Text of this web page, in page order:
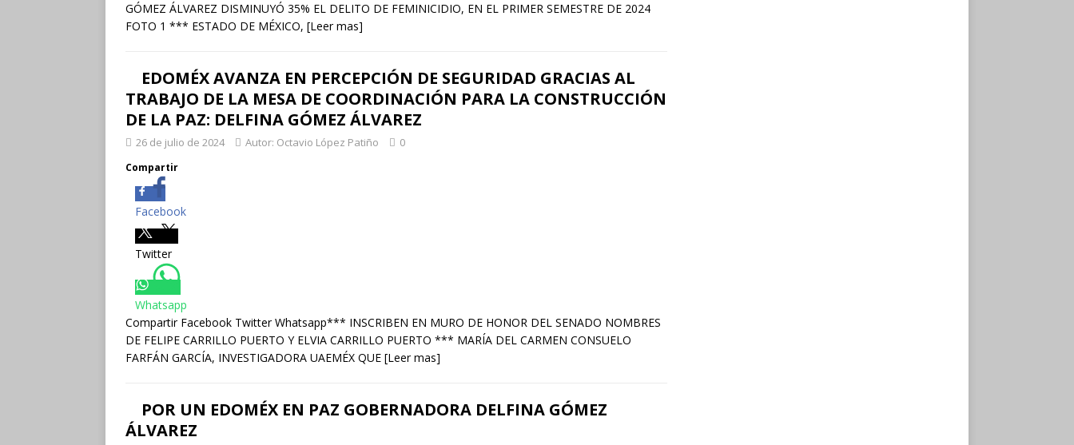
GÓMEZ ÁLVAREZ DISMINUYÓ 35% EL DELITO DE FEMINICIDIO, EN EL PRIMER SEMESTRE DE 2024
FOTO 1 *** ESTADO DE MÉXICO, [Leer mas]
EDOMÉX AVANZA EN PERCEPCIÓN DE SEGURIDAD GRACIAS AL
TRABAJO DE LA MESA DE COORDINACIÓN PARA LA CONSTRUCCIÓN
DE LA PAZ: DELFINA GÓMEZ ÁLVAREZ
26 de julio de 2024 Autor: Octavio López Patiño 0
Compartir
Facebook
Twitter
Whatsapp
Compartir Facebook Twitter Whatsapp*** INSCRIBEN EN MURO DE HONOR DEL SENADO NOMBRES
DE FELIPE CARRILLO PUERTO Y ELVIA CARRILLO PUERTO *** MARÍA DEL CARMEN CONSUELO
FARFÁN GARCÍA, INVESTIGADORA UAEMÉX QUE [Leer mas]
POR UN EDOMÉX EN PAZ GOBERNADORA DELFINA GÓMEZ
ÁLVAREZ